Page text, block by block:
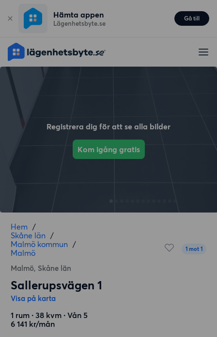
Hämta appen
Lägenhetsbyte.se
Gå till
Registrera dig för att se alla bilder
Kom igång gratis
Hem /
Skåne län /
Malmö kommun /
Malmö
Malmö, Skåne län
1 mot 1
Sallerupsvägen 1
Visa på karta
1 rum ∙ 38 kvm ∙ Vån 5
6 141 kr/mån